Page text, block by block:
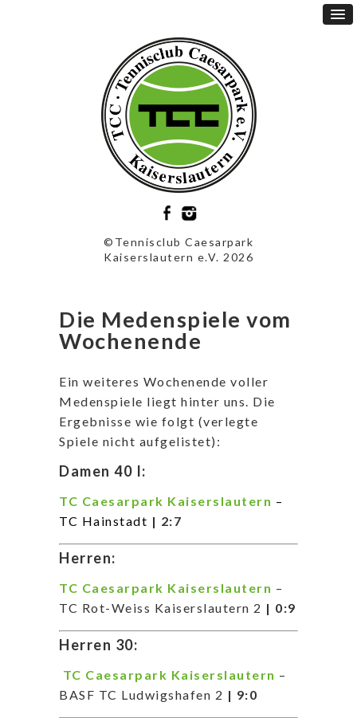
©Tennisclub Caesarpark
Kaiserslautern e.V. 2026
Die Medenspiele vom
Wochenende
Ein weiteres Wochenende voller
Medenspiele liegt hinter uns. Die
Ergebnisse wie folgt (verlegte
Spiele nicht aufgelistet):
Damen 40 I:
TC Caesarpark Kaiserslautern –
TC Hainstadt | 2:7
Herren:
TC Caesarpark Kaiserslautern –
TC Rot-Weiss Kaiserslautern 2 | 0:9
Herren 30:
TC Caesarpark Kaiserslautern –
BASF TC Ludwigshafen 2 | 9:0